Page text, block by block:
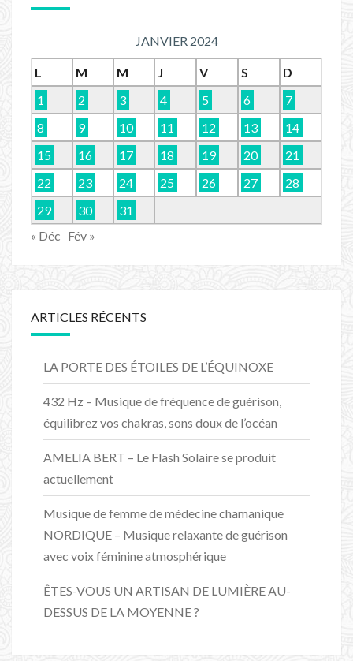
JANVIER 2024
L M M J V S
D
1
2 3 4 5 6
7
8
9 10 11 12 13
14
15
16 17 18 19 20
21
22
23 24 25 26 27
28
29
30
31
« Déc Fév »
ARTICLES RÉCENTS
LA PORTE DES ÉTOILES DE L’ÉQUINOXE
432 Hz – Musique de fréquence de guérison,
équilibrez vos chakras, sons doux de l’océan
AMELIA BERT – Le Flash Solaire se produit
actuellement
Musique de femme de médecine chamanique
NORDIQUE – Musique relaxante de guérison
avec voix féminine atmosphérique
ÊTES-VOUS UN ARTISAN DE LUMIÈRE AU-
DESSUS DE LA MOYENNE ?